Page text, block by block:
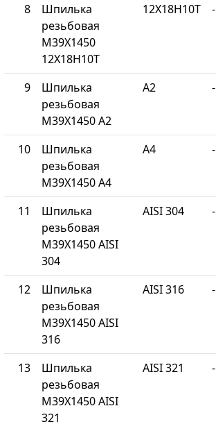
8
Шпилька
резьбовая
М39Х1450
12Х18Н10Т
12Х18Н10Т -
9
Шпилька
резьбовая
М39Х1450 A2
A2 -
10
Шпилька
резьбовая
М39Х1450 A4
A4 -
11
Шпилька
резьбовая
М39Х1450 AISI
304
AISI 304 -
12
Шпилька
резьбовая
М39Х1450 AISI
316
AISI 316 -
13
Шпилька
резьбовая
М39Х1450 AISI
321
AISI 321 -